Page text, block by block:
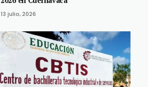
13 julio, 2026